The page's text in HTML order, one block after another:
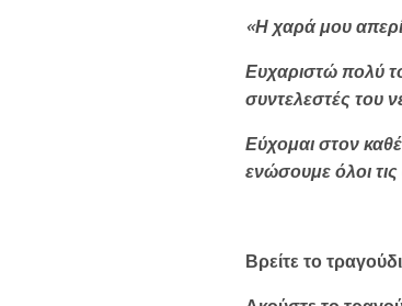
«Η χαρά μου
Ευχαριστώ πολύ
συντελεστές του
Εύχομαι στον
ενώσουμε όλοι
Βρείτε το